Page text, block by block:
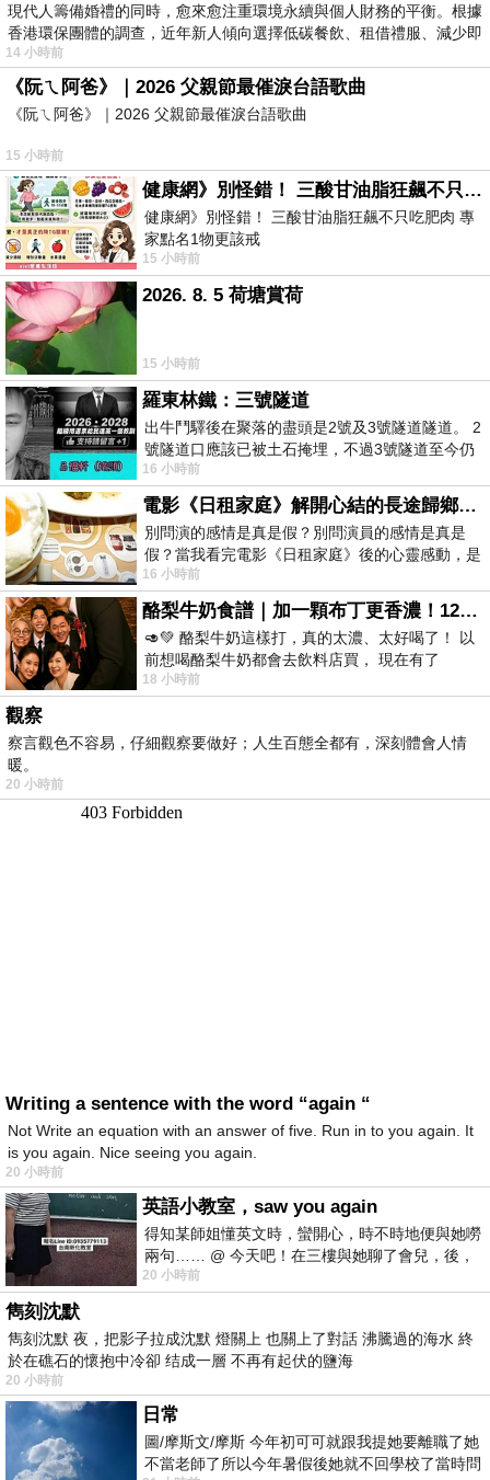
現代人籌備婚禮的同時，愈來愈注重環境永續與個人財務的平衡。根據
香港環保團體的調查，近年新人傾向選擇低碳餐飲、租借禮服、減少即
14 小時前
《阮ㄟ阿爸》｜2026 父親節最催淚台語歌曲
《阮ㄟ阿爸》｜2026 父親節最催淚台語歌曲
15 小時前
健康網》別怪錯！ 三酸甘油脂狂飆不只吃肥肉 專家點名1物更該戒
健康網》別怪錯！ 三酸甘油脂狂飆不只吃肥肉 專
家點名1物更該戒
https://health.ltn.com.tw/article/breakingnews/
15 小時前
2026. 8. 5 荷塘賞荷
15 小時前
羅東林鐵：三號隧道
出牛鬥驛後在聚落的盡頭是2號及3號隧道隧道。 2
號隧道口應該已被土石掩埋，不過3號隧道至今仍
存在。從台7丙牛鬥橋上往左岸上游方
16 小時前
電影《日租家庭》解開心結的長途歸鄉！能在電影院感受到地理的寬闊和人心的相鄰，真是太棒了！
別問演的感情是真是假？別問演員的感情是真是
假？當我看完電影《日租家庭》後的心靈感動，是
真的。詮釋的情感觸動了人心，就是真情
16 小時前
酪梨牛奶食譜｜加一顆布丁更香濃！120秒完成飲料店級酪梨奶昔｜imami 旗艦豆漿機
🥑💚 酪梨牛奶這樣打，真的太濃、太好喝了！ 以
前想喝酪梨牛奶都會去飲料店買， 現在有了
imami 健康煮藝｜旗艦破壁智慧養生豆漿機，
18 小時前
觀察
察言觀色不容易，仔細觀察要做好；人生百態全都有，深刻體會人情
暖。
20 小時前
Writing a sentence with the word “again “
Not Write an equation with an answer of five. Run in to you again. It
is you again. Nice seeing you again.
20 小時前
英語小教室，saw you again
得知某師姐懂英文時，蠻開心，時不時地便與她嘮
兩句…… @ 今天吧！在三樓與她聊了會兒，後，
下二樓居然又撞到她，於是
20 小時前
雋刻沈默
雋刻沈默 夜，把影子拉成沈默 燈關上 也關上了對話 沸騰過的海水 終
於在礁石的懷抱中冷卻 结成一層 不再有起伏的鹽海
20 小時前
日常
圖/摩斯文/摩斯 今年初可可就跟我提她要離職了她
不當老師了所以今年暑假後她就不回學校了當時問